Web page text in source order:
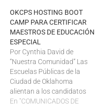
OKCPS HOSTING BOOT
CAMP PARA CERTIFICAR
MAESTROS DE EDUCACIÓN
ESPECIAL
Por Cynthia David de
“Nuestra Comunidad” Las
Escuelas Públicas de la
Ciudad de Oklahoma
alientan a los candidatos
interesados ​​a que
En "COMUNICADOS DE